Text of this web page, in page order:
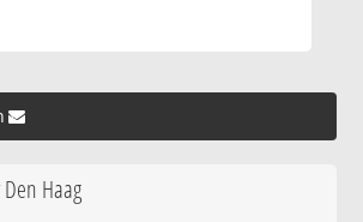
»
Haag